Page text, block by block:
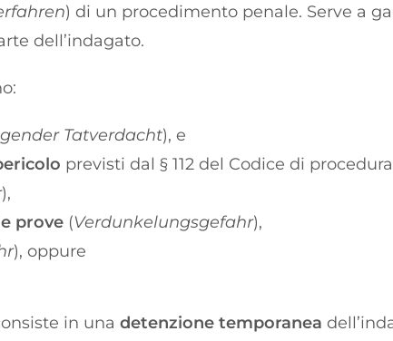
) di un procedimento penale. Serve a
dell’indagato.
Tatverdacht), e
previsti dal § 112 del Codice di
),
prove (Verdunkelungsgefahr),
), oppure
in una detenzione temporanea